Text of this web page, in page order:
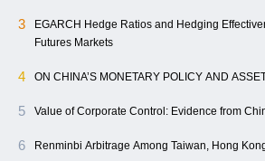
3
EGARCH Hedge Ratios and Hedging
Futures Markets
4 ON CHINA’S MONETARY POLICY AND
5 Value of Corporate Control: Evidence from
6 Renminbi Arbitrage Among Taiwan, Hong